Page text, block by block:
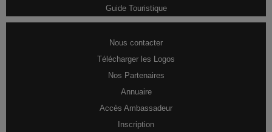
Guide Touristique
Nous contacter
Télécharger les Logos
Nos Partenaires
Annuaire
Accès Ambassadeur
Inscription